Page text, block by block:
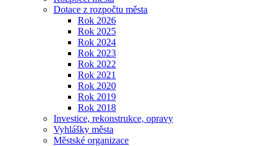
Dotace z rozpočtu města
Rok 2026
Rok 2025
Rok 2024
Rok 2023
Rok 2022
Rok 2021
Rok 2020
Rok 2019
Rok 2018
Investice, rekonstrukce, opravy
Vyhlášky města
Městské organizace